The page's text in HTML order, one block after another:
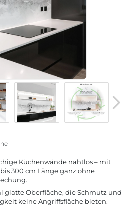
Küchenwände nahtlos – mit
300 cm Länge ganz ohne
glatte Oberfläche, die Schmutz und
keine Angriffsfläche bieten.